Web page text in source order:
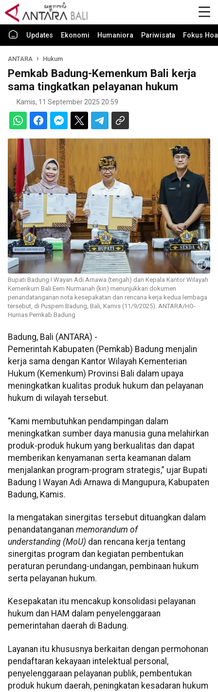
Updates Ekonomi Humaniora Pariwisata Fokus
ANTARA Hukum
Pemkab Badung-Kemenkum Bali kerja
sama tingkatkan pelayanan hukum
Kamis, 11 September 2025 20:59
Bupati Badung I Wayan Adi Arnawa (tengah) dan Kepala Kantor Wilayah
Kemenkum Bali Eem Nurmanah (kiri) menunjukkan dokumen
penandatanganan nota kesepakatan dan rencana kerja kedua lembaga
tersebut, di Puspem Badung, Bali, Kamis (11/9/2025). ANTARA/HO-
Humas Pemkab Badung
Badung, Bali (ANTARA) -
Pemerintah Kabupaten (Pemkab) Badung menjalin
kerja sama dengan Kantor Wilayah Kementerian
Hukum (Kemenkum) Provinsi Bali dalam upaya
meningkatkan kualitas produk hukum dan pelayanan
hukum di wilayah tersebut.
“Kami membutuhkan pendampingan dalam
meningkatkan sumber daya manusia guna melahirkan
produk-produk hukum yang berkualitas dan dapat
memberikan kenyamanan serta keamanan dalam
menjalankan program-program strategis,” ujar Bupati
Badung I Wayan Adi Arnawa di Mangupura, Kabupaten
Badung, Kamis.
Ia mengatakan sinergitas tersebut dituangkan dalam
penandatanganan memorandum of
understanding (MoU) dan rencana kerja tentang
sinergitas program dan kegiatan pembentukan
peraturan perundang-undangan, pembinaan hukum
serta pelayanan hukum.
Kesepakatan itu mencakup konsolidasi pelayanan
hukum dan HAM dalam penyelenggaraan
pemerintahan daerah di Badung.
Layanan itu khususnya berkaitan dengan permohonan
pendaftaran kekayaan intelektual personal,
penyelenggaraan pelayanan publik, pembentukan
produk hukum daerah, peningkatan kesadaran hukum